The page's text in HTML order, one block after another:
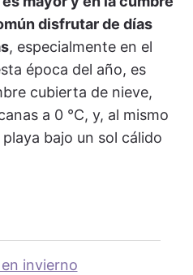
disfrutar de días
, especialmente en el
época del año, es
cubierta de nieve,
a 0 °C, y, al mismo
bajo un sol cálido
invierno